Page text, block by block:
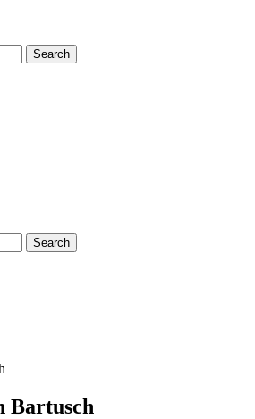
Search
Search